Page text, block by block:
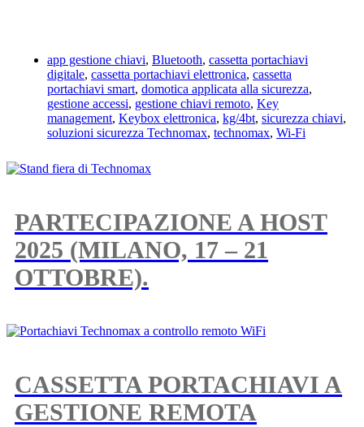
app gestione chiavi, Bluetooth, cassetta portachiavi
digitale, cassetta portachiavi elettronica, cassetta
portachiavi smart, domotica applicata alla sicurezza,
gestione accessi, gestione chiavi remoto, Key
management, Keybox elettronica, kg/4bt, sicurezza chiavi,
soluzioni sicurezza Technomax, technomax, Wi-Fi
PARTECIPAZIONE A HOST
2025 (MILANO, 17 – 21
OTTOBRE).
CASSETTA PORTACHIAVI A
GESTIONE REMOTA